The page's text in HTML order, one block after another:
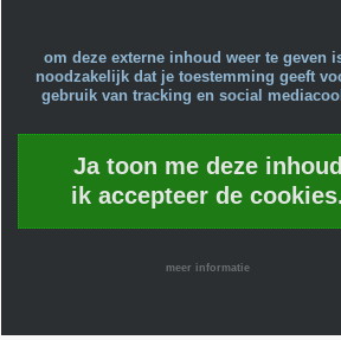
om deze externe inhoud weer te geven
noodzakelijk dat je toestemming geeft
gebruik van tracking en social
Ja toon me deze inhoud
ik accepteer de
meer informatie